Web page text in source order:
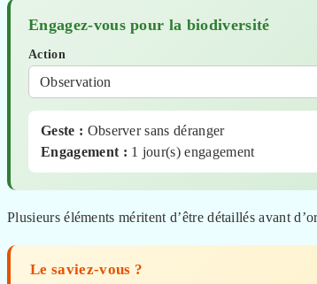
Engagez-vous pour la biodiversité
Action
Geste : Observer sans déranger
Engagement : 1 jour(s) engagement
Plusieurs éléments méritent d’être détaillés avant
Le saviez-vous ?